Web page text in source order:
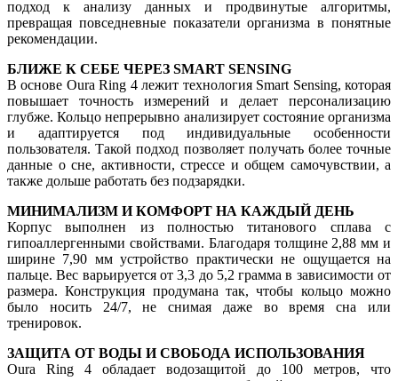
подход к анализу данных и продвинутые алгоритмы,
превращая повседневные показатели организма в понятные
рекомендации.
БЛИЖЕ К СЕБЕ ЧЕРЕЗ SMART SENSING
В основе Oura Ring 4 лежит технология Smart Sensing, которая
повышает точность измерений и делает персонализацию
глубже. Кольцо непрерывно анализирует состояние организма
и адаптируется под индивидуальные особенности
пользователя. Такой подход позволяет получать более точные
данные о сне, активности, стрессе и общем самочувствии, а
также дольше работать без подзарядки.
МИНИМАЛИЗМ И КОМФОРТ НА КАЖДЫЙ ДЕНЬ
Корпус выполнен из полностью титанового сплава с
гипоаллергенными свойствами. Благодаря толщине 2,88 мм и
ширине 7,90 мм устройство практически не ощущается на
пальце. Вес варьируется от 3,3 до 5,2 грамма в зависимости от
размера. Конструкция продумана так, чтобы кольцо можно
было носить 24/7, не снимая даже во время сна или
тренировок.
ЗАЩИТА ОТ ВОДЫ И СВОБОДА ИСПОЛЬЗОВАНИЯ
Oura Ring 4 обладает водозащитой до 100 метров, что